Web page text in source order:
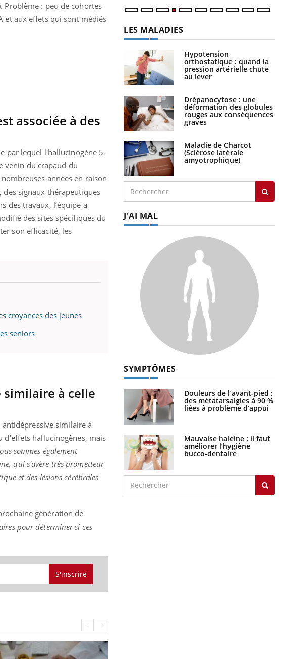
Problème : peu de cohortes
et aux effets qui sont médiés
associée à des
par lequel l'hallucinogène 5-
venin du crapaud du
années en raison
des signaux thérapeutiques
des travaux, l’équipe a
des sites spécifiques du
son efficacité, les
croyances des jeunes
seniors
similaire à celle
similaire à
d'effets hallucinogènes, mais
sommes également
qui s'avère très prometteur
et des lésions cérébrales
génération de
pour déterminer si ces
S'inscrire
LES MALADIES
Hypotension
orthostatique : quand la
pression artérielle chute
au lever
Drépanocytose : une
déformation des globules
rouges aux conséquences
graves
Maladie de Charcot
(Sclérose latérale
amyotrophique)
J'AI MAL
SYMPTÔMES
Douleurs de l’avant-pied :
des métatarsalgies à 90 %
liées à problème d’appui
Mauvaise haleine : il faut
améliorer l’hygiène
bucco-dentaire